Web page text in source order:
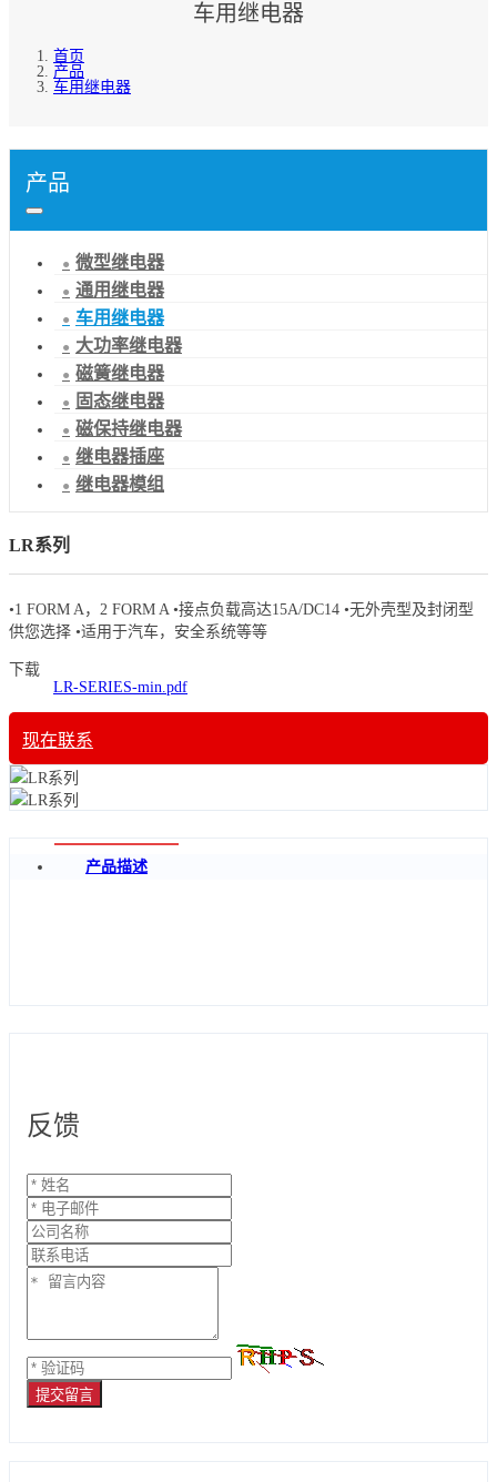
车用继电器
首页
产品
车用继电器
产品
微型继电器
通用继电器
车用继电器
大功率继电器
磁簧继电器
固态继电器
磁保持继电器
继电器插座
继电器模组
LR系列
•1 FORM A，2 FORM A •接点负载高达15A/DC14 •无外壳型及封闭型
供您选择 •适用于汽车，安全系统等等
下载
LR-SERIES-min.pdf
现在联系
产品描述
反馈
提交留言